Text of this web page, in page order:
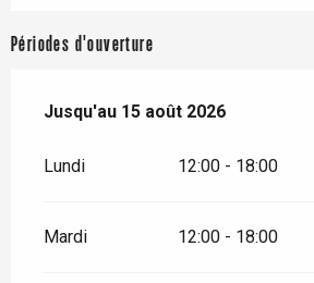
Périodes d'ouverture
Du1 juillet 2026au15 août 2026
Jusqu'au 15 août 2026
Lundi 12:00 - 18:00
Mardi 12:00 - 18:00